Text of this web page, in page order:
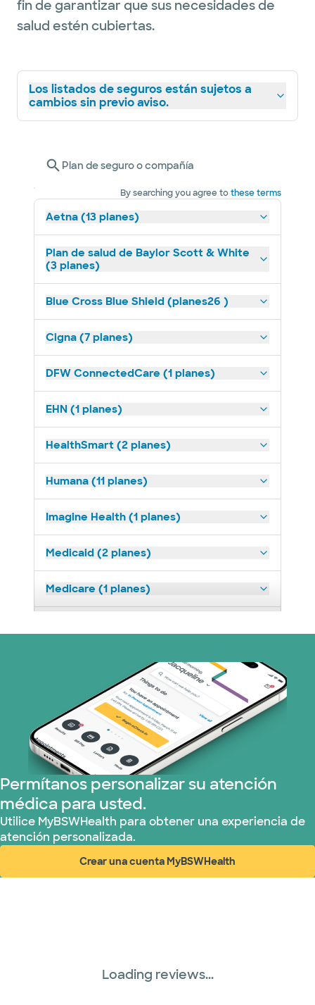
fin de garantizar que sus necesidades de
salud estén cubiertas.
Los listados de seguros están sujetos a
cambios sin previo aviso.
Plan de seguro o compañía
By searching you agree tothese terms
Aetna (13 planes)
Plan de salud de Baylor Scott & White
(3 planes)
Blue Cross Blue Shield (planes26 )
Cigna (7 planes)
DFW ConnectedCare (1 planes)
EHN (1 planes)
HealthSmart (2 planes)
Humana (11 planes)
Imagine Health (1 planes)
Medicaid (2 planes)
Medicare (1 planes)
Red PHCS (1 planes)
Plan de Salud Superior (3 planes)
TriWest HealthCare (1 planes)
United HealthCare (28 planes)
WellMed (15 planes)
Permítanos personalizar su atención
médica para usted.
Utilice MyBSWHealth para obtener una experiencia de
atención personalizada.
Crear una cuenta MyBSWHealth
(abre en ventana nueva)
Loading reviews...